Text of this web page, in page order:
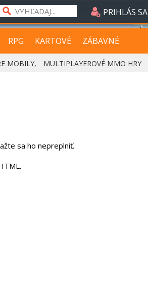
PRIHLÁS SA
RPG KARTOVÉ ZÁBAVNÉ
MOBILY, MULTIPLAYEROVÉ MMO HRY
sa ho nepreplniť.